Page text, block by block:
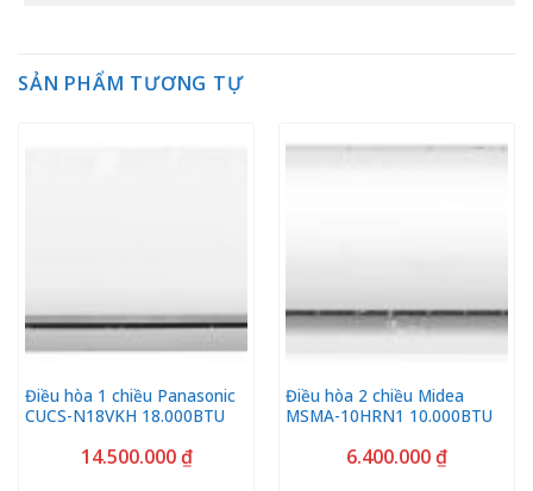
SẢN PHẨM TƯƠNG TỰ
Điều hòa 1 chiều Panasonic
CUCS-N18VKH 18.000BTU
14.500.000₫
Điều hòa 2 chiều Midea
MSMA-10HRN1 10.000BTU
6.400.000₫